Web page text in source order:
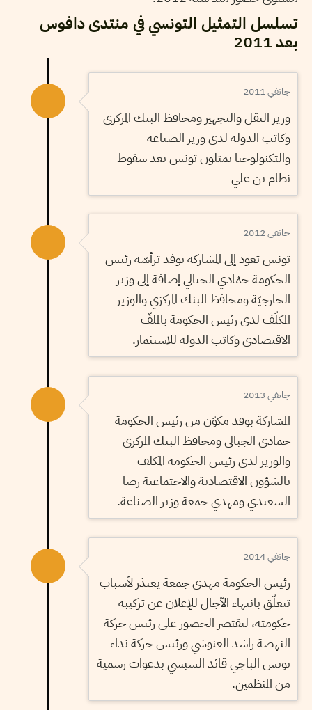
تسلسل التمثيل التونسي في منتدى دافوس
بعد 2011
جانفي 2011
وزير النقل والتجهيز ومحافظ البنك المركزي
وكاتب الدولة لدى وزير الصناعة
والتكنولوجيا يمثلون تونس بعد سقوط
نظام بن علي
جانفي 2012
تونس تعود إلى المشاركة بوفد ترأسّه رئيس
الحكومة حمّادي الجبالي إضافة إلى وزير
الخارجيّة ومحافظ البنك المركزي والوزير
المكلّف لدى رئيس الحكومة بالملفّ
الاقتصادي وكاتب الدولة للاستثمار.
جانفي 2013
المشاركة بوفد مكوّن من رئيس الحكومة
حمادي الجبالي ومحافظ البنك المركزي
والوزير لدى رئيس الحكومة المكلف
بالشؤون الاقتصادية والاجتماعية رضا
السعيدي ومهدي جمعة وزير الصناعة.
جانفي 2014
رئيس الحكومة مهدي جمعة يعتذر لأسباب
تتعلّق بانتهاء الآجال للإعلان عن تركيبة
حكومته، ليقتصر الحضور على رئيس حركة
النهضة راشد الغنوشي ورئيس حركة نداء
تونس الباجي قائد السبسي بدعوات رسمية
من المنظمين.